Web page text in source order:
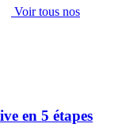
Voir tous nos
en 5 étapes